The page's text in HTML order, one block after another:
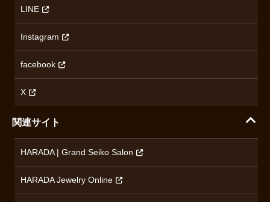
オリエントスター
ロンジン
チューダー
ブランド一覧を見る
プライバシーポリシー
無断転載・商用利用について
コンテンツ制作ポリシーおよび生成AIの利用指針
LINE
Instagram
facebook
X
関連サイト
HARADA | Grand Seiko Salon
HARADA Jewelry Online